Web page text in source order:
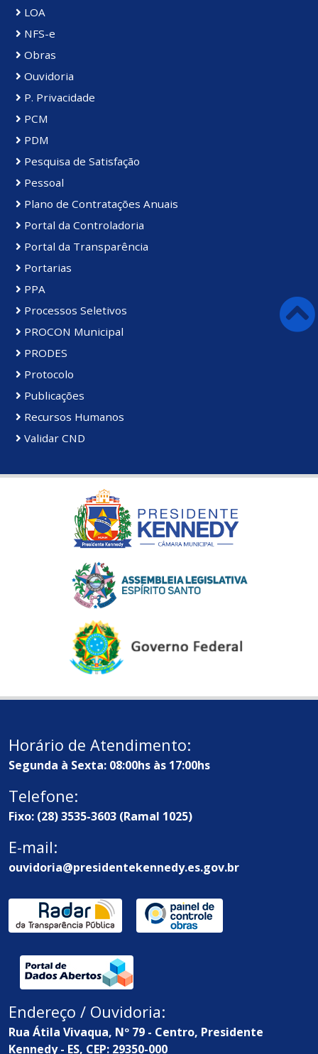
LOA
NFS-e
Obras
Ouvidoria
P. Privacidade
PCM
PDM
Pesquisa de Satisfação
Pessoal
Plano de Contratações Anuais
Portal da Controladoria
Portal da Transparência
Portarias
PPA
Processos Seletivos
PROCON Municipal
PRODES
Protocolo
Publicações
Recursos Humanos
Validar CND
Horário de Atendimento:
Segunda à Sexta: 08:00hs às 17:00hs
Telefone:
Fixo: (28) 3535-3603 (Ramal 1025)
E-mail:
ouvidoria@presidentekennedy.es.gov.br
Endereço / Ouvidoria:
Rua Átila Vivaqua, Nº 79 - Centro, Presidente
Kennedy - ES, CEP: 29350-000